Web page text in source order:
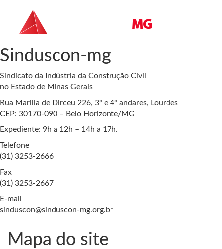
Sinduscon-mg
Sindicato da Indústria da Construção Civil
no Estado de Minas Gerais
Rua Marilia de Dirceu 226, 3º e 4º andares, Lourdes
CEP: 30170-090 – Belo Horizonte/MG
Expediente: 9h a 12h – 14h a 17h.
Telefone
(31) 3253-2666
Fax
(31) 3253-2667
E-mail
sinduscon@sinduscon-mg.org.br
Mapa do site